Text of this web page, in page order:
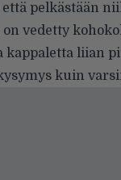
pelkästään
vedetty
liian
kuin